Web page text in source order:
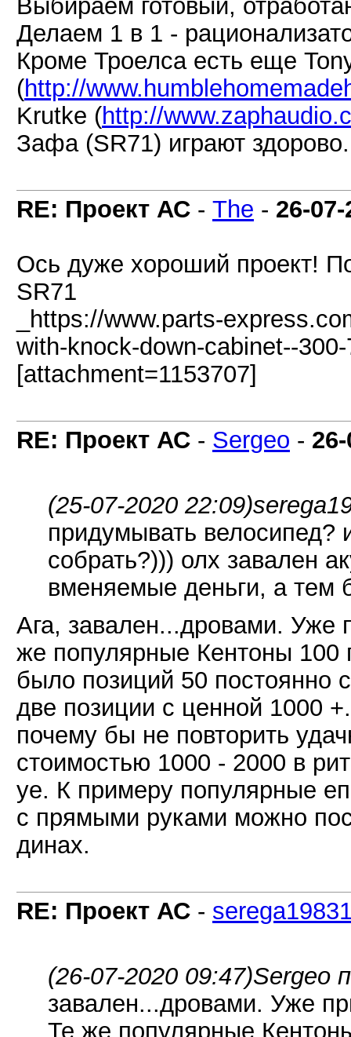
Выбираем готовый,
Делаем 1 в 1 -
Кроме Троелса есть еще
(http://
Krutke (http://
Зафа (SR71) играют здорово.
RE: Проект АС - The - 26-
Ось дуже хороший проект!
SR71
_https://www.parts-
with-knock-down-cabinet--
[attachment=1153707]
RE: Проект АС - Sergeo -
(25-07-2020 22:09)
придумывать велосипед?
собрать?))) олх завален
вменяемые деньги, а тем
Ага, завален...дровами. Уже
же популярные Кентоны 100
было позиций 50 постоянно
две позиции с ценной 1000
почему бы не повторить
стоимостью 1000 - 2000 в
уе. К примеру популярные
с прямыми руками можно
динах.
RE: Проект АС -
(26-07-2020 09:47)Sergeo
завален...дровами. Уже
Те же популярные